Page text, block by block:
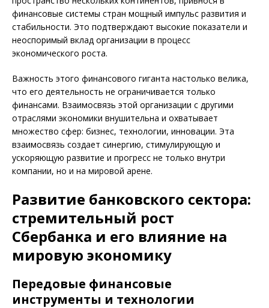
финансовые системы стран мощный импульс развития и
стабильности. Это подтверждают высокие показатели и
неоспоримый вклад организации в процесс
экономического роста.
Важность этого финансового гиганта настолько велика,
что его деятельность не ограничивается только
финансами. Взаимосвязь этой организации с другими
отраслями экономики внушительна и охватывает
множество сфер: бизнес, технологии, инновации. Эта
взаимосвязь создает синергию, стимулирующую и
ускоряющую развитие и прогресс не только внутри
компании, но и на мировой арене.
Развитие банковского сектора:
стремительный рост
Сбербанка и его влияние на
мировую экономику
Передовые финансовые
инструменты и технологии